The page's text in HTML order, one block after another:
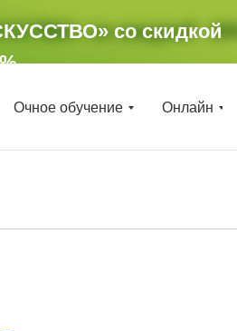
со скидкой-20%
со скидкой
Очное обучение Онлайн